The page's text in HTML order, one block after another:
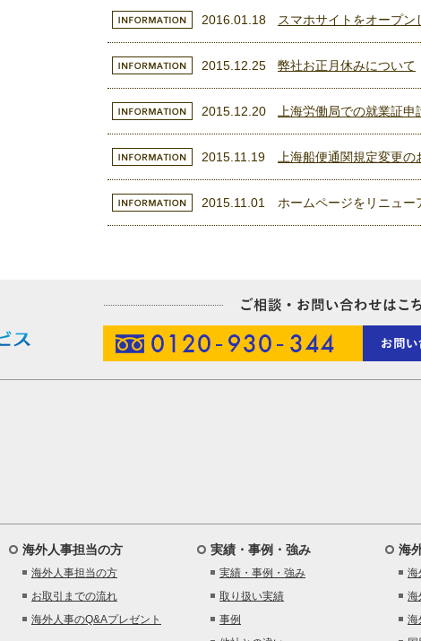
2016.01.18 スマホサイトをオープン
2015.12.25 弊社お正月休みについて
2015.12.20 上海労働局での就業証申
2015.11.19 上海船便通関規定変更の
2015.11.01 ホームページをリニュー
海外人事担当の方
海外人事担当の方
お取引までの流れ
海外人事のQ&Aプレゼント
実績・事例・強み
実績・事例・強み
取り扱い実績
事例
海
海
海
海